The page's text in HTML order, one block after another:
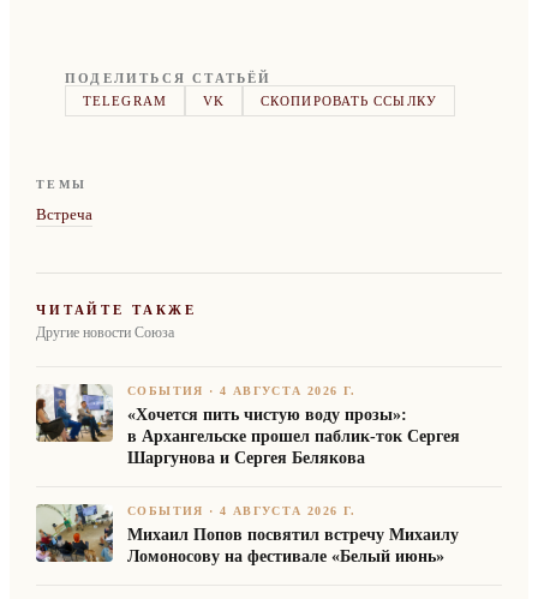
ПОДЕЛИТЬСЯ СТАТЬЁЙ
TELEGRAM
VK СКОПИРОВАТЬ ССЫЛКУ
ТЕМЫ
Встреча
ЧИТАЙТЕ ТАКЖЕ
Другие новости Союза
СОБЫТИЯ ·4 АВГУСТА 2026 Г.
«Хочется пить чистую воду прозы»:
в Архангельске прошел паблик-ток Сергея
Шаргунова и Сергея Белякова
СОБЫТИЯ ·4 АВГУСТА 2026 Г.
Михаил Попов посвятил встречу Михаилу
Ломоносову на фестивале «Белый июнь»